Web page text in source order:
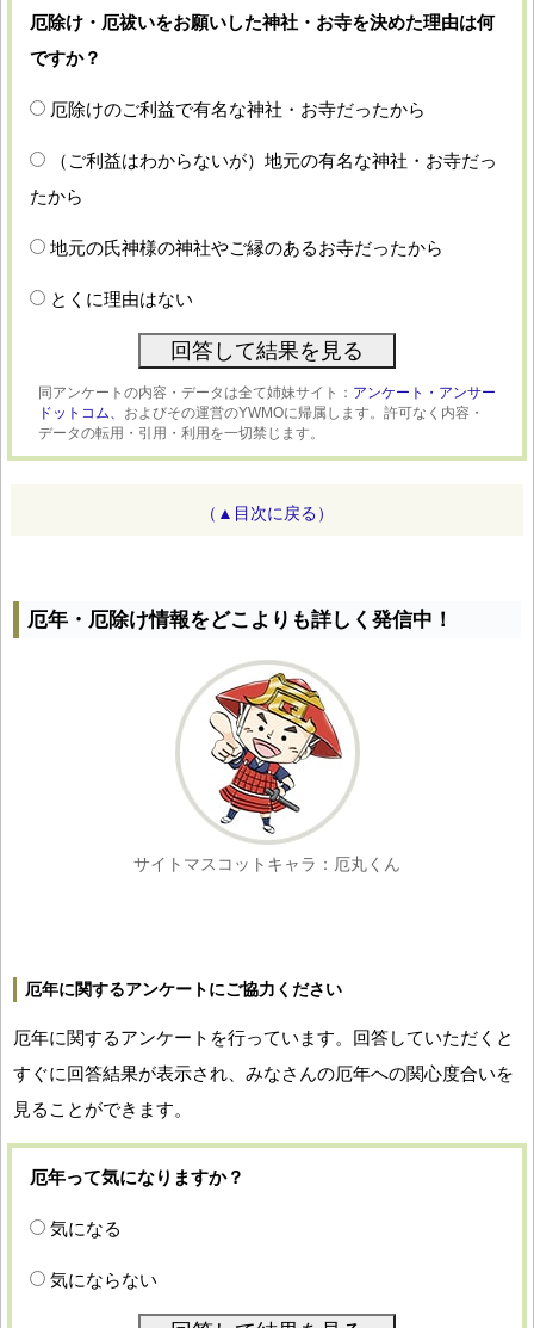
厄除け・厄祓いをお願いした神社・お寺を決めた理由は何
ですか？
厄除けのご利益で有名な神社・お寺だったから
（ご利益はわからないが）地元の有名な神社・お寺だっ
たから
地元の氏神様の神社やご縁のあるお寺だったから
とくに理由はない
同アンケートの内容・データは全て姉妹サイト： アンケート・アンサー
ドットコム、 およびその運営のYWMOに帰属します。許可なく内容・
データの転用・引用・利用を一切禁じます。
（▲目次に戻る）
厄年・厄除け情報をどこよりも詳しく発信中！
サイトマスコットキャラ：厄丸くん
厄年に関するアンケートにご協力ください
厄年に関するアンケートを行っています。回答していただくと
すぐに回答結果が表示され、みなさんの厄年への関心度合いを
見ることができます。
厄年って気になりますか？
気になる
気にならない